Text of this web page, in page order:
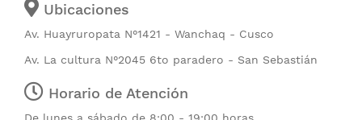
Ubicaciones
Av. Huayruropata N°1421 - Wanchaq - Cusco
Av. La cultura N°2045 6to paradero - San Sebastián
Horario de Atención